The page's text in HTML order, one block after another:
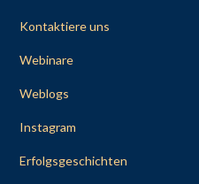
Kontaktiere uns
Webinare
Weblogs
Instagram
Erfolgsgeschichten